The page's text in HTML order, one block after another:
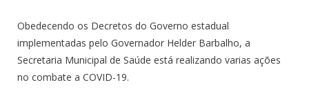
Obedecendo os Decretos do Governo estadual
implementadas pelo Governador Helder Barbalho, a
Secretaria Municipal de Saúde está realizando varias ações
no combate a COVID-19.